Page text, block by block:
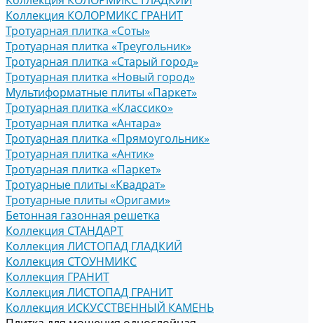
Коллекция КОЛОРМИКС ГРАНИТ
Тротуарная плитка «Соты»
Тротуарная плитка «Треугольник»
Тротуарная плитка «Старый город»
Тротуарная плитка «Новый город»
Мультиформатные плиты «Паркет»
Тротуарная плитка «Классико»
Тротуарная плитка «Антара»
Тротуарная плитка «Прямоугольник»
Тротуарная плитка «Антик»
Тротуарная плитка «Паркет»
Тротуарные плиты «Квадрат»
Тротуарные плиты «Оригами»
Бетонная газонная решетка
Коллекция СТАНДАРТ
Коллекция ЛИСТОПАД ГЛАДКИЙ
Коллекция СТОУНМИКС
Коллекция ГРАНИТ
Коллекция ЛИСТОПАД ГРАНИТ
Коллекция ИСКУССТВЕННЫЙ КАМЕНЬ